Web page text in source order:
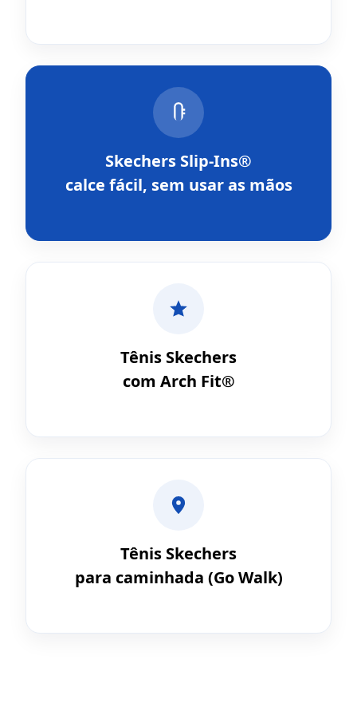
Skechers Slip-Ins®
calce fácil, sem usar as mãos
Tênis Skechers
com Arch Fit®
Tênis Skechers
para caminhada (Go Walk)